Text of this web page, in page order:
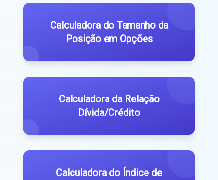
Calculadora do Tamanho da
Posição em Opções
Calculadora da Relação
Dívida/Crédito
Calculadora do Índice de